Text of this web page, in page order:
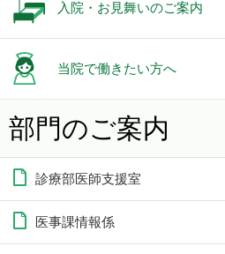
入院・お見舞いのご案内
当院で働きたい方へ
部門のご案内
診療部医師支援室
医事課情報係